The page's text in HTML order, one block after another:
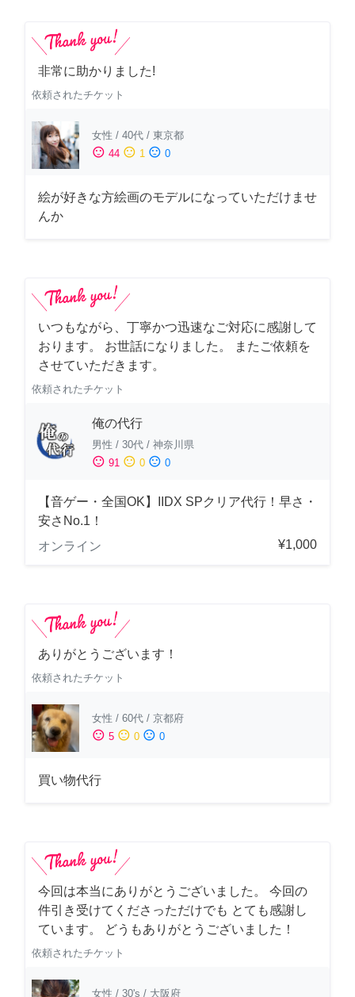
非常に助かりました!
依頼されたチケット
女性 / 40代 / 東京都
sentiment_satisfied 44 sentiment_neutral 1 sentiment_dissatisfied 0
絵が好きな方絵画のモデルになっていただけませ
んか
いつもながら、丁寧かつ迅速なご対応に感謝して
おります。 お世話になりました。 またご依頼を
させていただきます。
依頼されたチケット
俺の代行
男性 / 30代 / 神奈川県
sentiment_satisfied 91 sentiment_neutral 0 sentiment_dissatisfied 0
【音ゲー・全国OK】IIDX SPクリア代行！早さ・
安さNo.1！
オンライン
¥1,000
ありがとうございます！
依頼されたチケット
女性 / 60代 / 京都府
sentiment_satisfied 5 sentiment_neutral 0 sentiment_dissatisfied 0
買い物代行
今回は本当にありがとうございました。 今回の
件引き受けてくださっただけでも とても感謝し
ています。 どうもありがとうございました！
依頼されたチケット
女性 / 30's / 大阪府